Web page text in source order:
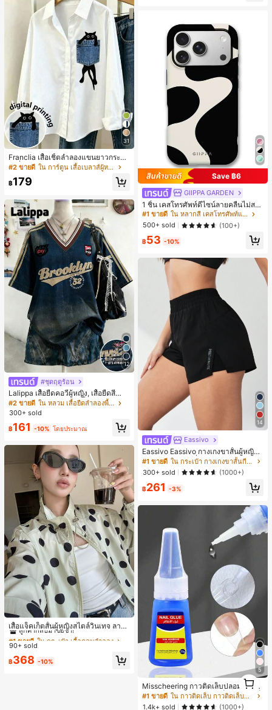
31
Franclia เสื้อเชิ้ตลำลองแขนยาวกระดุ
มเดี่ยวลายการ์ตูนแมวสำหรับผู้หญิง
#2 ขายดี ใน การ์ตูน เสื้อเบลาส์ผู้หญิง
฿179
12
#ชุดฤดูร้อน
Lalippa เสื้อยืดคอวีผู้หญิง, เสื้อยืดสีน้ำเ
งินสไตล์มินิมอลเรโทร, เสื้อยืดผู้หญิงทร
งหลวมสบาย, พิมพ์ตัวอักษรและตัวเลข
ดูร้อน, ลวดลายดีไซน์, ความรู้สึกพรีเมีย
ม, ลำลองอเนกประสงค์, สวมใส่ประจำวั
น, กลางแจ้ง, ช้อปปิ้ง, การเดินทาง, เสื้อ
ผ้ากลางแจ้ง
#2 ขายดี
ใน หลวม เสื้อยืดลำลองพื้นฐาน
300+ sold
฿161 -10% โดยประมาณ
เสื้อแจ็คเก็ตสั้นผู้หญิงสไตล์วินเทจ ลายจุ
ดขนาดใหญ่ คอตั้ง เอวเข้ารูป แขนพอง
ทรงหลวม แฟชั่นอเนกประสงค์ สำหรับใ
#1 ขายดี
ใน กระเป๋า เสื้อคลุมลำลอง
ลูกค้ากลับมาซื้อซ้ำ!
#1 ขายดี ใน กระเป๋า เสื้อคลุมลำลอง
ลูกค้ากลับมาซื้อซ้ำ!
#1 ขายดี ใน กระเป๋า เสื้อคลุมลำลอง
ลูกค้ากลับมาซื้อซ้ำ!
#1 ขายดี
ใน กระเป๋า เสื้อคลุมลำลอง
90+ sold
฿368 -10%
Save ฿6
GIIPPA GARDEN
1 ชิ้น เคสโทรศัพท์ดีไซน์ลายคลื่นไม่สม
มาตรสำหรับ Phone 17 Pro Max, เหม
าะสำหรับ Phone 16 Pro Max, 15 Pro
Max, 14 Pro Max, เคสโทรศัพท์สไตล์เ
กาหลีและน่าสนใจ, เข้ากันได้กับ 11/12/
13/14/15/16 Pro Max Plus, ดีไซน์หรู
ขวัญในอุดมคติสำหรับคริสต์มาส, วันว
าเลนไทน์, อีสเตอร์, ฤดูแต่งงานและวันเ
กิดสำหรับแฟนสาว
#1 ขายดี
ใน หลากสี เคสโทรศัพท์แฟชั่น
500+ sold
(100+)
฿53 -10%
14
Eassivo
Eassivo Eassivo กางเกงขาสั้นผู้หญิงรั
น 2 ใน 1 ฤดูร้อนที่สบายและกางเกงขา
สั้นพรางแสงแดด
#1 ขายดี
ใน กระเป๋า กางเกงขาสั้นกีฬาผู้หญิง
300+ sold
(1000+)
฿261 -3%
5
Misscheering กาวติดเล็บปลอม 20 กรั
ม แรงยึดสูง เจลสติกเกอร์เล็บนุ่ม แห้งเร็
ว เหมาะสำหรับผู้เริ่มต้นทำเล็บ ติดทนน
#1 ขายดี
ใน กาวติดเล็บ กาวติดเล็บและสารยึดติด
1.4k+ sold
(1000+)
1
1